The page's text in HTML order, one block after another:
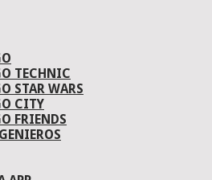
TECHNIC
STAR WARS
CITY
FRIENDS